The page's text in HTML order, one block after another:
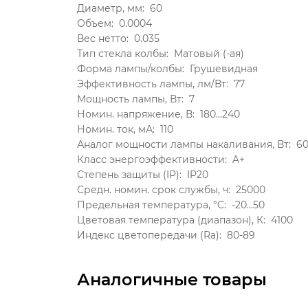
Диаметр, мм: 60
Объем: 0.0004
Вес нетто: 0.035
Тип стекла колбы: Матовый (-ая)
Форма лампы/колбы: Грушевидная
Эффективность лампы, лм/Вт: 77
Мощность лампы, Вт: 7
Номин. напряжение, В: 180...240
Номин. ток, мА: 110
Аналог мощности лампы накаливания, Вт: 60
Класс энергоэффективности: A+
Степень защиты (IP): IP20
Средн. номин. срок службы, ч: 25000
Предельная температура, °C: -20...50
Цветовая температура (диапазон), К: 4100
Индекс цветопередачи (Ra): 80-89
Аналогичные товары